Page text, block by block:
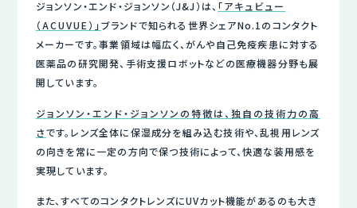
ジョンソン・エンド・ジョンソン（J&J）は、 「アキュビュー
（ACUVUE）」ブランドで知られる世界シェアNo.1のコンタクト
メーカーです。事業領域は幅広く、がんや自己免疫疾患に対する
医薬品の研究開発、手術支援ロボットなどの医療機器分野も展
開しています。
ジョンソン・エンド・ジョンソンの特徴は、独自の技術力の高
さです。レンズ全体に保湿成分を組み込む技術や、乱視用レンズ
の向きを常に⼀定の方向で保つ技術によって、快適な装用感を
実現しています。
また、すべてのコンタクトレンズにUVカット機能があるのも大き